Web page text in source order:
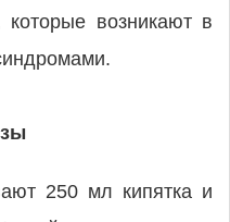
возникают в
250 мл кипятка и